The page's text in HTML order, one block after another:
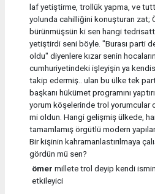
laf yetiştirme, trollük yapma, ve
yolunda cahilliğini konuşturan zat;
bürünmüşsün ki sen hangi
yetiştirdi seni böyle. "Burası parti
oldu" diyenlere kızar senin
cumhuriyetindeki işleyişin ya
takip edermiş.. ulan bu ülke tek
başkanı hükümet programını
yorum köşelerinde trol yorumcular
mi oldun. Hangi gelişmiş ülkede,
tamamlamış örgütlü modern
Bir kişinin kahramanlastırılmaya
gördün mü sen?
ömer millete trol deyip kendi
etkileyici